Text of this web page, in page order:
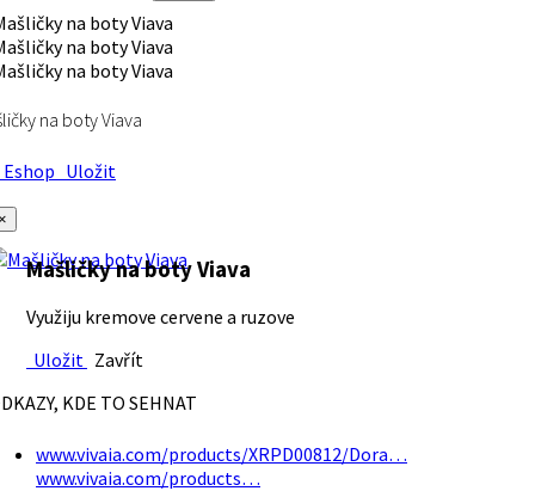
na boty Viava
Uložit
Mašličky na boty Viava
Využiju kremove cervene a ruzove
Uložit Zavřít
KDE TO SEHNAT
www.vivaia.com/products/XRPD00812/Dora…
www.vivaia.com/products…